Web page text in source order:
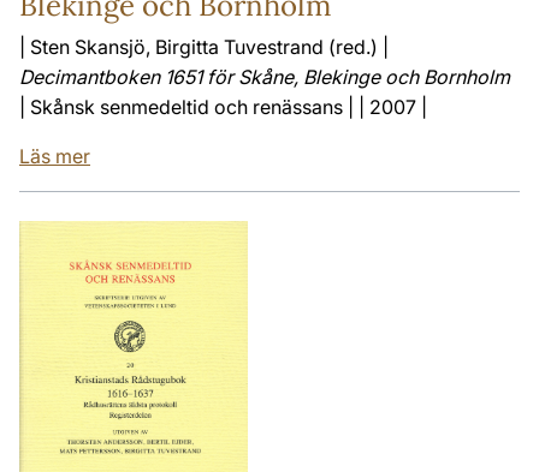
| Sten Skansjö, Birgitta Tuvestrand (red.) |
Decimantboken 1651 för Skåne, Blekinge och Bornholm
| Skånsk senmedeltid och renässans | | 2007 |
Läs mer